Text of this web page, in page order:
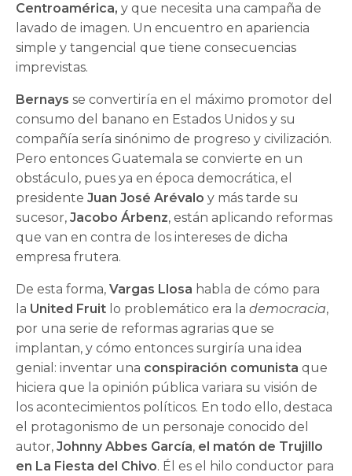
Centroamérica, y que necesita una campaña de
lavado de imagen. Un encuentro en apariencia
simple y tangencial que tiene consecuencias
imprevistas.
Bernays se convertiría en el máximo promotor del
consumo del banano en Esta­dos Unidos y su
compañía sería sinónimo de progreso y civilización.
Pero entonces Guatemala se convierte en un
obstáculo, pues ya en época democrática, el
presidenteJuan José Arévalo y más tarde su
sucesor, Jacobo Árbenz, están aplicando reformas
que van en contra de los intereses de dicha
empresa frutera.
De esta forma,Vargas Llosa habla de cómo para
la United Fruit lo problemático era lademocracia,
por una serie de reformas agrarias que se
implantan, y cómo entonces surgiría una idea
genial: inventar una conspiración comunista que
hiciera que la opinión pública variara su visión de
los acontecimientos políticos. En todo ello, destaca
el protago­nismo de un personaje conocido del
autor,Johnny Abbes García, el matón de Trujillo
en La Fiesta del Chivo. Él es el hilo conductor para